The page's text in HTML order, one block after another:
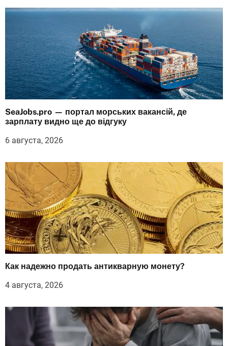
SeaJobs.pro — портал морських вакансій, де
зарплату видно ще до відгуку
6 августа, 2026
Как надежно продать антикварную монету?
4 августа, 2026